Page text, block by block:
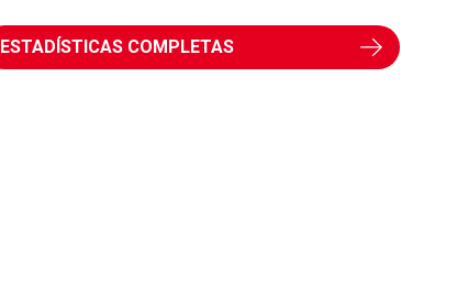
ESTADÍSTICAS COMPLETAS